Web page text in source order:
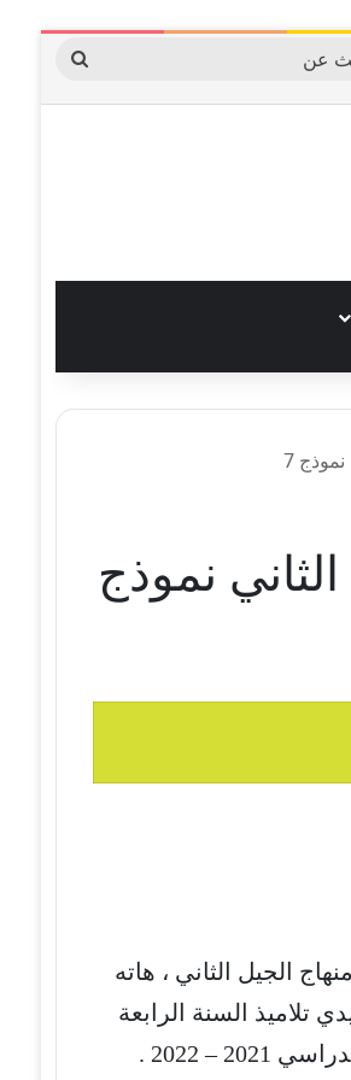
بحث
عن
7
نموذج
الجيل الثاني ، هاته
تلاميذ السنة الرابعة
– 2022 .